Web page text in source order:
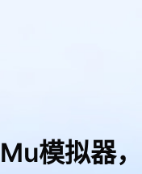
模拟器，